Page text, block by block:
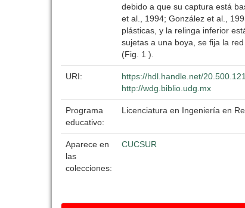
debido a que su captura está
et al., 1994; González et al.,
plásticas, y la relinga inferior
sujetas a una boya, se fija la
(Fig. 1 ).
URI:
https://hdl.handle.net/
http://wdg.biblio.udg.mx
Programa
educativo:
Licenciatura en Ingeniería en
Aparece en
las
colecciones:
CUCSUR